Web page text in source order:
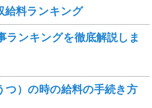
給料ランキング
ランキングを徹底解説しま
つ）の時の給料の手続き方